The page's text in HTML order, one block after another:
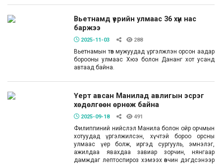
Вьетнамд үерийн улмаас 36 хүн нас
баржээ
2025-11-03 288
Вьетнамын төв мужуудад үргэлжлэн орсон аадар
борооны улмаас Хюэ болон Дананг хот усанд
автаад байна.
Үерт авсан Манилад авлигын эсрэг
хөдөлгөөн өрнөж байна
2025-09-18 491
Филиппиний нийслэл Манила болон ойр орчмын
хотуудад үргэлжилсэн, хүчтэй бороо орсны
улмаас үер болж, иргэд сургууль, эмнэлэг,
ажилдаа явахдаа завиар зорчин, нянгаар
дамждаг лептоспироз хэмээх өвчин дэгдсэнээр